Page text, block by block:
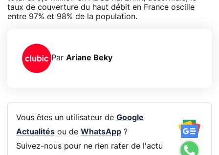
taux de couverture du haut débit en France oscille
entre 97% et 98% de la population.
Par Ariane Beky
Vous êtes un utilisateur de Google
Actualitésou de WhatsApp?
Suivez-nous pour ne rien rater de l'actu